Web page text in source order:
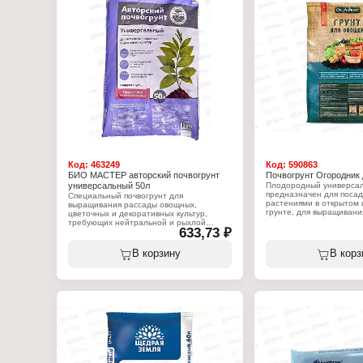
Код: 463249
БИО МАСТЕР авторский почвогрунт
универсальный 50л
Специальный почвогрунт для
выращивания рассады овощных,
цветочных и декоративных культур,
требующих нейтральной и рыхлой
почвы. Обладает биологической
активностью, улучшенной структурой,
содержит все необходимые
питательные вещества, необходимые
Бренд: БиоМастер
Тип товара: Грунт
Назначение: универсальный
Объем: 50 л
633,73 ₽
В корзину
Код: 590863
Почвогрунт
Плодородный
предназначен для
растениями в
грунте, для
правильный грунт
крепкими и здоровыми.
элементы: Азот (N) 350
(P2O5) - 400 мг/кг;
Бренд: Фаско
минеральное
Объем: 60 л
В